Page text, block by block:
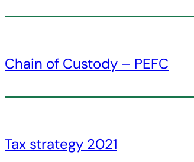
Chain of Custody – PEFC
Tax strategy 2021